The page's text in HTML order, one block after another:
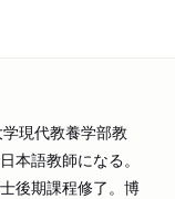
学現代教養学部教
本語教師になる。
後期課程修了。博